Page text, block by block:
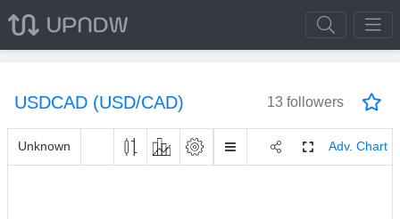
USDCAD (USD/CAD) 13 followers
Unknown Adv. Chart